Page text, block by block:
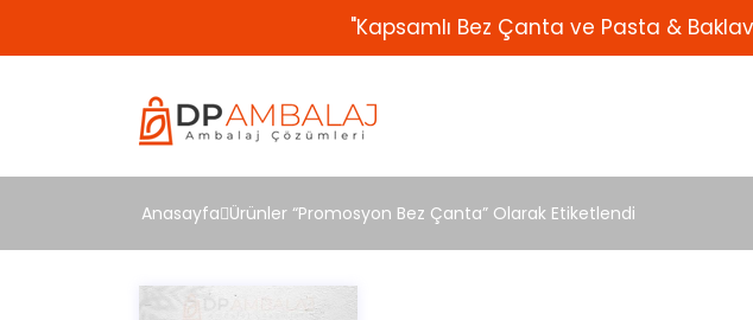
"Kapsamlı Bez Çanta ve Pasta &
Anasayfa Ürünler “Promosyon Bez Çanta” Olarak Etiketlendi